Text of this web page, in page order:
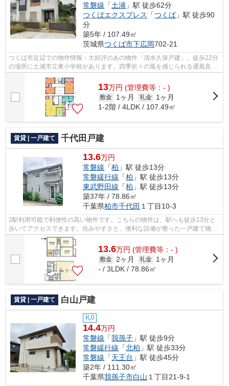
常磐線 「土浦 」駅 徒歩62分
つくばエクスプレス
「つくば」駅 徒歩90
分
築5年 / 107.49㎡
茨城県つくば市下広岡702-21
つくば市近辺での物件情報：大好評のあの物件「清水久保戸建」。徒歩22分
の場所に土浦市立東小学校があります。四季折々の風を感じられる通風良好
な快適の物件です。こちらの物件は一...
13万円 (管理費等：- )
敷金 1ヶ月 礼金
1ヶ月
1-2階 / 4LDK / 107.49㎡
賃貸 | 一戸建て 千代田戸建
13.6万円
常磐線 「柏 」駅 徒歩13分
常磐緩行線 「柏 」駅 徒歩13分
東武野田線 「柏 」駅 徒歩13分
築37年 / 78.86㎡
千葉県柏市千代田 １丁目10-3
2駅利用可能で利便性の高い物件です。こちらの物件は、駅へも徒歩13分と
歩いてアクセスできます。住みやすさと、便利な設備が整った一戸建て物件
です。柏店でなら、素敵な賃貸戸建てが...
13.6万円 (管理費等：- )
敷金 2ヶ月 礼金
1ヶ月
- / 3LDK / 78.86㎡
賃貸 | 一戸建て 白山戸建
礼0
14.4万円
常磐線 「我孫子 」駅 徒歩9分
常磐緩行線 「北柏 」駅 徒歩33分
常磐線 「天王台 」駅 徒歩45分
築2年 / 111.30㎡
千葉県我孫子市白山 １丁目21-9-1